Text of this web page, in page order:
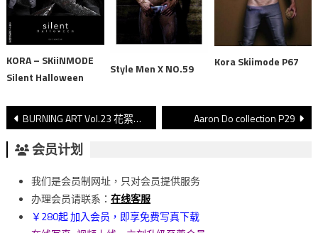
KORA – SKiiNMODE
Silent Halloween
Style Men X NO.59 Kora Skiimode P67
文
章
導
覽
BURNING ART Vol.23 花絮视频 Aaron Do collection P29
会员计划
我们是会员制网址，只对会员提供服务
办理会员请联系： 在线客服
￥280起 加入会员，即享免费写真下载